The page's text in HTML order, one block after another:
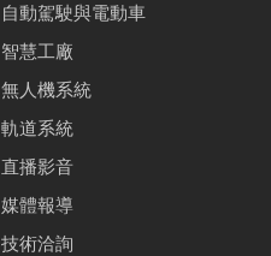
自動駕駛與電動車
智慧工廠
無人機系統
軌道系統
直播影音
媒體報導
技術洽詢